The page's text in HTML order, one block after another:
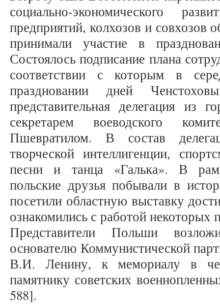
социально-экономического
предприятий, колхозов и совхозов
принимали участие в
Состоялось подписание плана
соответствии с которым в
праздновании дней
представительная делегация из
секретарем воеводского
Пшевратилом. В состав
творческой интеллигенции,
песни и танца «Галька». В
польские друзья побывали в
посетили областную выставку
ознакомились с работой
Представители Польши
основателю Коммунистической
В.И. Ленину, к мемориалу в
памятнику советских
588].